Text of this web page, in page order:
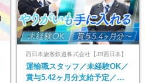
西日本旅客鉄道株式会社【JR西日本】
運輸職スタッフ／未経験OK／
賞与5.42ヶ月分支給予定／残